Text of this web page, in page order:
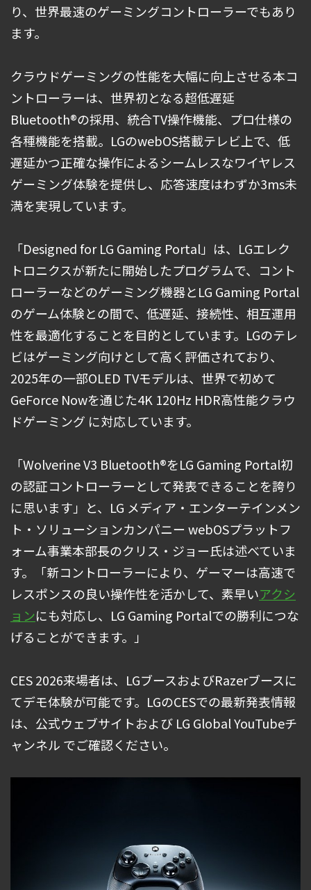
り、世界最速のゲーミングコントローラーでもあり
ます。
クラウドゲーミングの性能を大幅に向上させる本コ
ントローラーは、世界初となる超低遅延
Bluetooth®の採用、統合TV操作機能、プロ仕様の
各種機能を搭載。LGのwebOS搭載テレビ上で、低
遅延かつ正確な操作によるシームレスなワイヤレス
ゲーミング体験を提供し、応答速度はわずか3ms未
満を実現しています。
「Designed for LG Gaming Portal」は、LGエレク
トロニクスが新たに開始したプログラムで、コント
ローラーなどのゲーミング機器とLG Gaming Portal
のゲーム体験との間で、低遅延、接続性、相互運用
性を最適化することを目的としています。LGのテレ
ビはゲーミング向けとして高く評価されており、
2025年の一部OLED TVモデルは、世界で初めて
GeForce Nowを通じた4K 120Hz HDR高性能クラウ
ドゲーミング に対応しています。
「Wolverine V3 Bluetooth®をLG Gaming Portal初
の認証コントローラーとして発表できることを誇り
に思います」と、LG メディア・エンターテインメン
ト・ソリューションカンパニー webOSプラットフ
ォーム事業本部長のクリス・ジョー氏は述べていま
す。「新コントローラーにより、ゲーマーは高速で
レスポンスの良い操作性を活かして、素早いアクシ
ョンにも対応し、LG Gaming Portalでの勝利につな
げることができます。」
CES 2026来場者は、LGブースおよびRazerブースに
てデモ体験が可能です。LGのCESでの最新発表情報
は、公式ウェブサイトおよび LG Global YouTubeチ
ャンネル でご確認ください。